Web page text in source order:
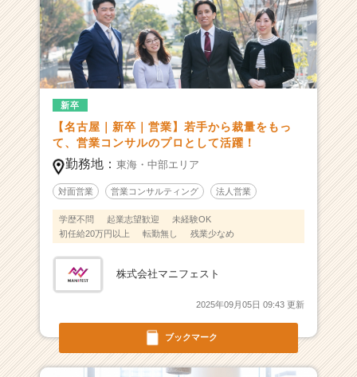
覧
-
成
長
フ
ァ
ス
ト！
成
長
通
社
貢
し
ブックマーク
新卒
【名古屋｜新卒｜営業】若手から裁量をもっ
て、営業コンサルのプロとして活躍！
勤務地： 東海・中部エリア
対面営業 営業コンサルティング 法人営業
学歴不問 起業志望歓迎
未経験OK
初任給20万円以上
転勤無し 残業少なめ
株式会社マニフェスト
2025年09月05日 09:43 更新